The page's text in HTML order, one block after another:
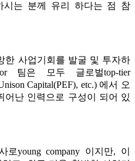
시는 분께 유리 하다는 점 참
한 사업기회를 발굴 및 투자하
팀은 모두 글로벌top-tier
Capital(PEF), etc.) 에서 오
어난 인력으로 구성이 되어 있
로young company 이지만, 이